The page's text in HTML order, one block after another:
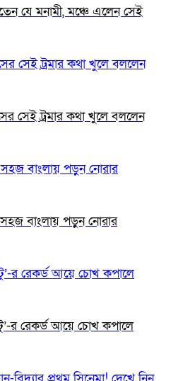
যে মনামী, মঞ্চে এলেন সেই
সেই ট্রমার কথা খুলে বললেন
বাংলায় পড়ুন নোরার
র রেকর্ড আয়ে চোখ কপালে